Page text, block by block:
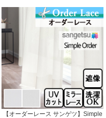
【オーダーレース サンゲツ】Simple